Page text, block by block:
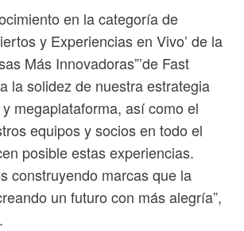
en la categoría de
y Experiencias en Vivo’ de la
Más Innovadoras”’de Fast
la solidez de nuestra estrategia
megaplataforma, así como el
equipos y socios en todo el
posible estas experiencias.
construyendo marcas que la
un futuro con más alegría”,